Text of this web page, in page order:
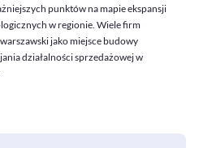
punktów na mapie ekspansji
w regionie. Wiele firm
jako miejsce budowy
działalności sprzedażowej w